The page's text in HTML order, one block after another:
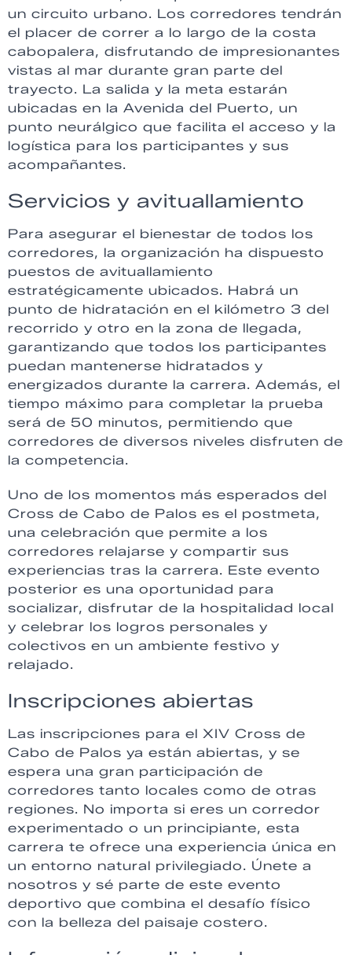
un circuito urbano. Los corredores tendrán
el placer de correr a lo largo de la costa
cabopalera, disfrutando de impresionantes
vistas al mar durante gran parte del
trayecto. La salida y la meta estarán
ubicadas en la Avenida del Puerto, un
punto neurálgico que facilita el acceso y la
logística para los participantes y sus
acompañantes.
Servicios y avituallamiento
Para asegurar el bienestar de todos los
corredores, la organización ha dispuesto
puestos de avituallamiento
estratégicamente ubicados. Habrá un
punto de hidratación en el kilómetro 3 del
recorrido y otro en la zona de llegada,
garantizando que todos los participantes
puedan mantenerse hidratados y
energizados durante la carrera. Además, el
tiempo máximo para completar la prueba
será de 50 minutos, permitiendo que
corredores de diversos niveles disfruten de
la competencia.
Uno de los momentos más esperados del
Cross de Cabo de Palos es el postmeta,
una celebración que permite a los
corredores relajarse y compartir sus
experiencias tras la carrera. Este evento
posterior es una oportunidad para
socializar, disfrutar de la hospitalidad local
y celebrar los logros personales y
colectivos en un ambiente festivo y
relajado.
Inscripciones abiertas
Las inscripciones para el XIV Cross de
Cabo de Palos ya están abiertas, y se
espera una gran participación de
corredores tanto locales como de otras
regiones. No importa si eres un corredor
experimentado o un principiante, esta
carrera te ofrece una experiencia única en
un entorno natural privilegiado. Únete a
nosotros y sé parte de este evento
deportivo que combina el desafío físico
con la belleza del paisaje costero.